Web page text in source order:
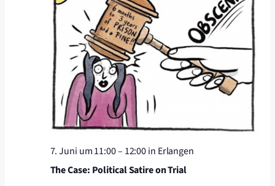
7. Juni um 11:00– 12:00in Erlangen
The Case: Political Satire on Trial